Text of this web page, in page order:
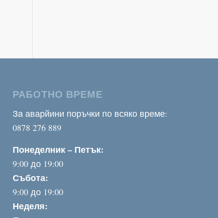
РАБОТНО ВРЕМЕ
За аварйини поръчки по всяко време:
0878 276 889
Понеделник – Петък:
9:00 до 19:00
Събота:
9:00 до 19:00
Неделя: